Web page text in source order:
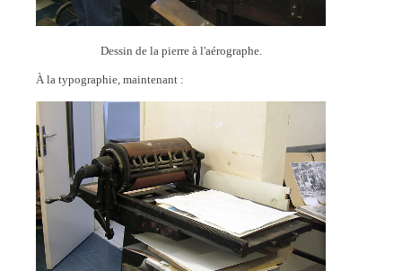
Dessin de la pierre à l'aérographe.
À la typographie, maintenant :